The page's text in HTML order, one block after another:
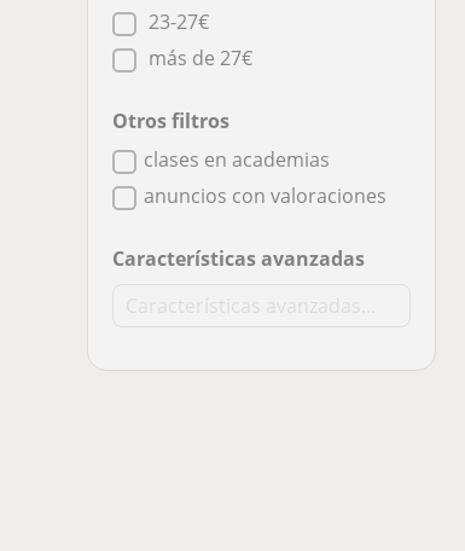
23-27€
más de 27€
Otros filtros
clases en academias
anuncios con valoraciones
Características avanzadas